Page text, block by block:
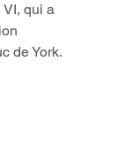
qui a
de York.